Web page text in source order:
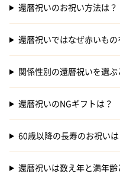
還暦祝いのお祝い方法は？
還暦祝いではなぜ赤いもの
関係性別の還暦祝いを選
還暦祝いのNGギフトは？
60歳以降の長寿のお祝いは
還暦祝いは数え年と満年